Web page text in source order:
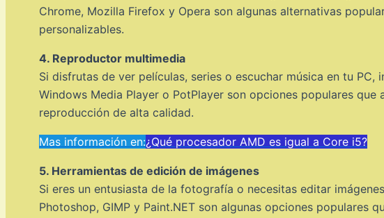
Chrome, Mozilla Firefox y Opera son algunas alternativas
personalizables.
4. Reproductor multimedia
Si disfrutas de ver películas, series o escuchar música en tu
Windows Media Player o PotPlayer son opciones populares
reproducción de alta calidad.
Mas información en:¿Qué procesador AMD es igual a Core i5?
5. Herramientas de edición de imágenes
Si eres un entusiasta de la fotografía o necesitas editar
Photoshop, GIMP y Paint.NET son algunas opciones populares